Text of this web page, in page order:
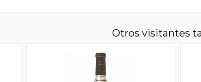
Otros visitantes